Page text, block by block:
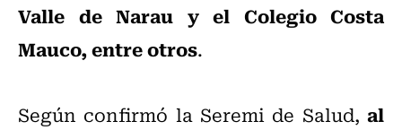
Valle de Narau y el Colegio Costa
Mauco, entre otros.
Según confirmó la Seremi de Salud, al